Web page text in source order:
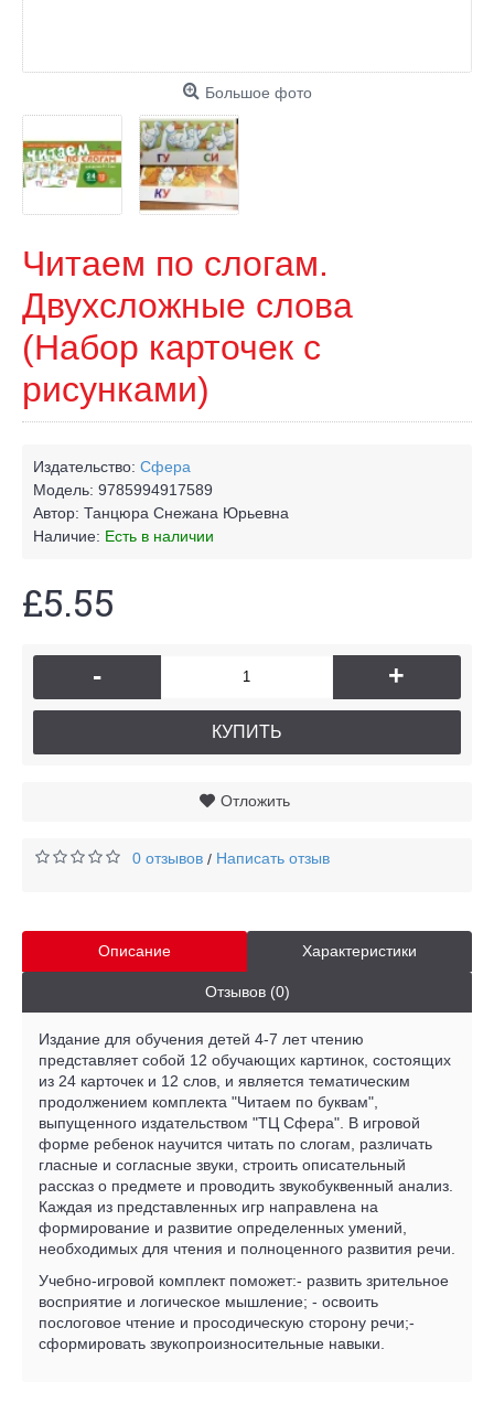
Большое фото
Читаем по слогам.
Двухсложные слова
(Набор карточек с
рисунками)
Издательство: Сфера
Модель: 9785994917589
Автор: Танцюра Снежана Юрьевна
Наличие: Есть в наличии
£5.55
- +
КУПИТЬ
Отложить
0 отзывов / Написать отзыв
Описание Характеристики
Отзывов (0)
Издание для обучения детей 4-7 лет чтению
представляет собой 12 обучающих картинок, состоящих
из 24 карточек и 12 слов, и является тематическим
продолжением комплекта "Читаем по буквам",
выпущенного издательством "ТЦ Сфера". В игровой
форме ребенок научится читать по слогам, различать
гласные и согласные звуки, строить описательный
рассказ о предмете и проводить звукобуквенный анализ.
Каждая из представленных игр направлена на
формирование и развитие определенных умений,
необходимых для чтения и полноценного развития речи.
Учебно-игровой комплект поможет:- развить зрительное
восприятие и логическое мышление; - освоить
послоговое чтение и просодическую сторону речи;-
сформировать звукопроизносительные навыки.